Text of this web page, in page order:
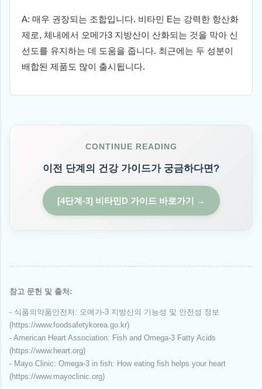
A: 매우 권장되는 조합입니다. 비타민 E는 강력한 항산화
제로, 체내에서 오메가3 지방산이 산화되는 것을 막아 신
선도를 유지하는 데 도움을 줍니다. 최근에는 두 성분이
배합된 제품도 많이 출시됩니다.
CONTINUE READING
이전 단계의 건강 가이드가 궁금하다면?
[4단계-3] 비타민D 가이드 바로가기 →
참고 문헌 및 출처:
- 식품의약품안전처: 오메가-3 지방산의 기능성 및 안전성 정보
(https://www.foodsafetykorea.go.kr)
- American Heart Association: Fish and Omega-3 Fatty Acids
(https://www.heart.org)
- Mayo Clinic: Omega-3 in fish: How eating fish helps your heart
(https://www.mayoclinic.org)